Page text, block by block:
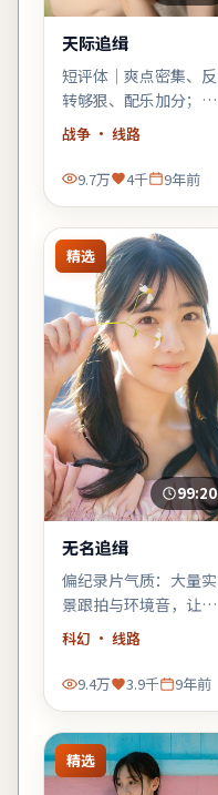
天际追缉
短评体｜爽点密集、反
转够狠、配乐加分；缺
点是个别配角工具人
化，整体仍值得战争爱
好者一试。
战争· 线路
9.7万 4千 9年前
精选
99:20
无名追缉
偏纪录片气质：大量实
景跟拍与环境音，让观
众像旁听者一样进入故
物的外壳。
科幻 · 线路
9.4万 3.9千 9年前
精选